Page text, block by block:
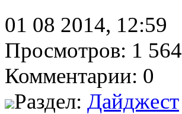
01 08 2014, 12:59
Просмотров: 1 564
Комментарии: 0
Раздел: Дайджест